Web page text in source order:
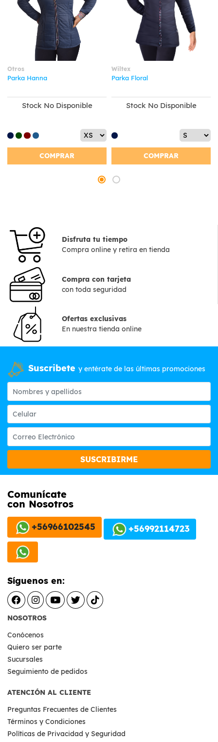
Otros
Parka Hanna
Stock No Disponible
COMPRAR
Wiltex
Parka Floral
Stock No Disponible
COMPRAR
Disfruta tu tiempo
Compra online y retira en tienda
Compra con tarjeta
con toda seguridad
Ofertas exclusivas
En nuestra tienda online
Suscribete y entérate de las últimas promociones
SUSCRIBIRME
Comunícate
con Nosotros
+56966102545 +56992114723
Síguenos en:
NOSOTROS
Conócenos
Quiero ser parte
Sucursales
Seguimiento de pedidos
ATENCIÓN AL CLIENTE
Preguntas Frecuentes de Clientes
Términos y Condiciones
Políticas de Privacidad y Seguridad